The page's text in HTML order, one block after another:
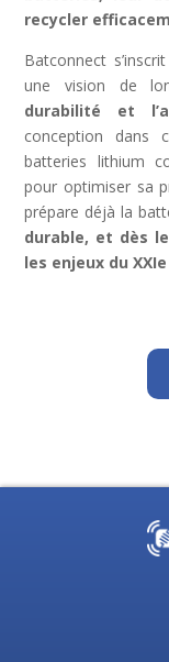
recycler
Batconnect
une vision de
durabilité et
conception dans
batteries lithium
pour optimiser sa
prépare déjà la
durable, et dès
les enjeux du